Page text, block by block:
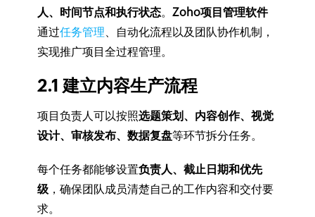
人、时间节点和执行状态。 Zoho项目管理软件
通过任务管理 、自动化流程以及团队协作机制，
实现推广项目全过程管理。
2.1 建立内容生产流程
项目负责人可以按照选题策划、内容创作、视觉
设计、审核发布、数据复盘等环节拆分任务。
每个任务都能够设置负责人、截止日期和优先
级，确保团队成员清楚自己的工作内容和交付要
求。